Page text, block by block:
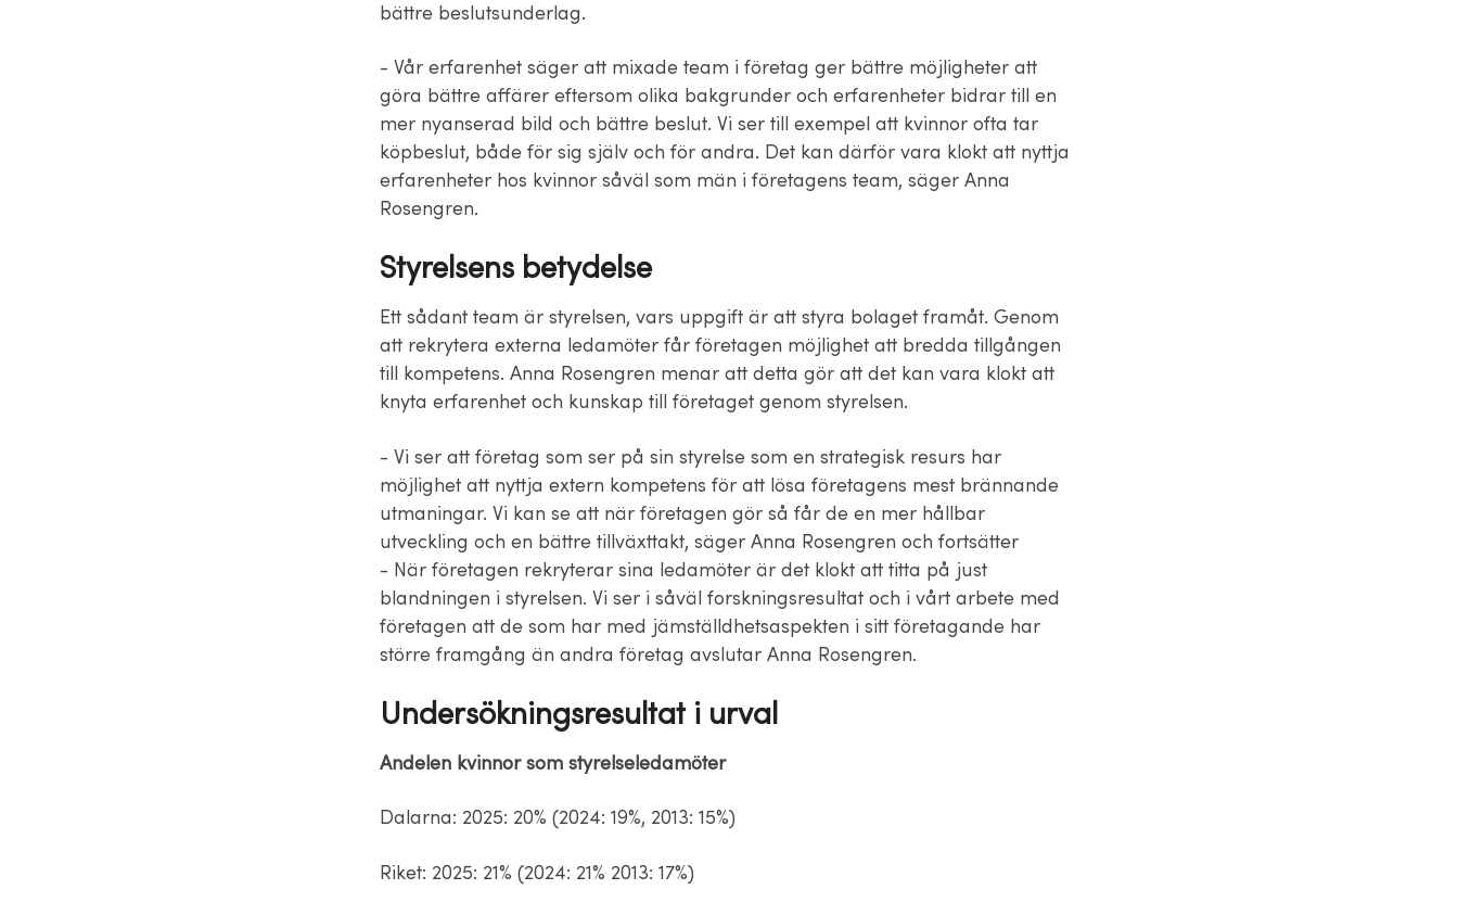
bättre beslutsunderlag.
- Vår erfarenhet säger att mixade team i företag ger bättre möjligheter att
göra bättre affärer eftersom olika bakgrunder och erfarenheter bidrar till en
mer nyanserad bild och bättre beslut. Vi ser till exempel att kvinnor ofta tar
köpbeslut, både för sig själv och för andra. Det kan därför vara klokt att nyttja
erfarenheter hos kvinnor såväl som män i företagens team, säger Anna
Rosengren.
Styrelsens betydelse
Ett sådant team är styrelsen, vars uppgift är att styra bolaget framåt. Genom
att rekrytera externa ledamöter får företagen möjlighet att bredda tillgången
till kompetens. Anna Rosengren menar att detta gör att det kan vara klokt att
knyta erfarenhet och kunskap till företaget genom styrelsen.
- Vi ser att företag som ser på sin styrelse som en strategisk resurs har
möjlighet att nyttja extern kompetens för att lösa företagens mest brännande
utmaningar. Vi kan se att när företagen gör så får de en mer hållbar
utveckling och en bättre tillväxttakt, säger Anna Rosengren och fortsätter
- När företagen rekryterar sina ledamöter är det klokt att titta på just
blandningen i styrelsen. Vi ser i såväl forskningsresultat och i vårt arbete med
företagen att de som har med jämställdhetsaspekten i sitt företagande har
större framgång än andra företag avslutar Anna Rosengren.
Undersökningsresultat i urval
Andelen kvinnor som styrelseledamöter
Dalarna: 2025: 20% (2024: 19%, 2013: 15%)
Riket: 2025: 21% (2024: 21% 2013: 17%)